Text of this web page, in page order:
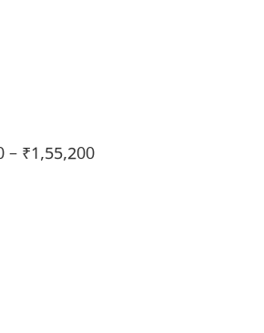
₹1,55,200